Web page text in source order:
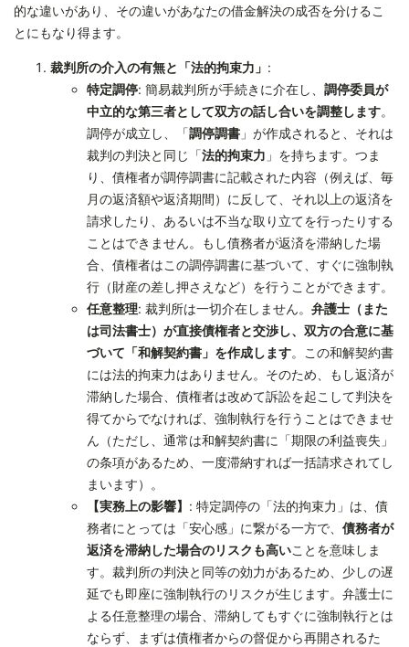
的な違いがあり、その違いがあなたの借金解決の成否を分けるこ
とにもなり得ます。
裁判所の介入の有無と「法的拘束力」 :
特定調停: 簡易裁判所が手続きに介在し、 調停委員が
中立的な第三者として双方の話し合いを調整します。
調停が成立し、「調停調書 」が作成されると、それは
裁判の判決と同じ「法的拘束力 」を持ちます。つま
り、債権者が調停調書に記載された内容（例えば、毎
月の返済額や返済期間）に反して、それ以上の返済を
請求したり、あるいは不当な取り立てを行ったりする
ことはできません。もし債務者が返済を滞納した場
合、債権者はこの調停調書に基づいて、すぐに強制執
行（財産の差し押さえなど）を行うことができます。
任意整理: 裁判所は一切介在しません。 弁護士（また
は司法書士）が直接債権者と交渉し、双方の合意に基
づいて「和解契約書」を作成します。この和解契約書
には法的拘束力はありません。そのため、もし返済が
滞納した場合、債権者は改めて訴訟を起こして判決を
得てからでなければ、強制執行を行うことはできませ
ん（ただし、通常は和解契約書に「期限の利益喪失」
の条項があるため、一度滞納すれば一括請求されてし
まいます）。
【実務上の影響】 : 特定調停の「法的拘束力」は、債
務者にとっては「安心感」に繋がる一方で、 債務者が
返済を滞納した場合のリスクも高いことを意味しま
す。裁判所の判決と同等の効力があるため、少しの遅
延でも即座に強制執行のリスクが生じます。弁護士に
よる任意整理の場合、滞納してもすぐに強制執行とは
ならず、まずは債権者からの督促から再開されるた